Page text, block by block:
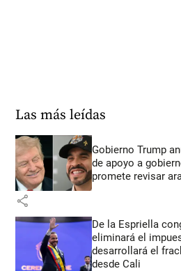
Las más leídas
Gobierno Trump
de apoyo a
promete revisar
share
De la Espriella
eliminará el
desarrollará el
desde Cali